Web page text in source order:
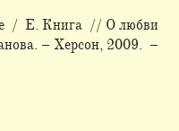
/ Е. Книга // О любви
– Херсон, 2009. –